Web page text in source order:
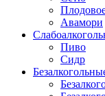
Авамори
Пиво
Сидр